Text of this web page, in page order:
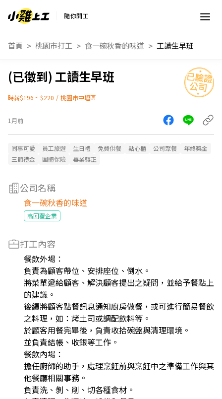
隨你開工
首頁 桃園市打工 食一碗秋香的味道 工讀生早班
工讀生早班
時薪$196 ~ $220 / 桃園市中壢區
1月前
同事可愛 員工旅遊 生日禮 免費供餐 點心櫃 公司聚餐
年終獎金
三節禮金
團體保險 畢業轉正
公司名稱
食一碗秋香的味道
高回覆企業
打工內容
餐飲外場：
負責為顧客帶位、安排座位、倒水。
將菜單遞給顧客、解決顧客提出之疑問，並給予餐點上
的建議。
後續將顧客點餐訊息通知廚房做餐，或可進行簡易餐飲
之料理，如：烤土司或調配飲料等。
於顧客用餐完畢後，負責收拾碗盤與清理環境。
並負責結帳、收銀等工作。
餐飲內場：
擔任廚師的助手，處理烹飪前與烹飪中之準備工作與其
他餐廳相關事務。
負責洗、剝、削、切各種食材。